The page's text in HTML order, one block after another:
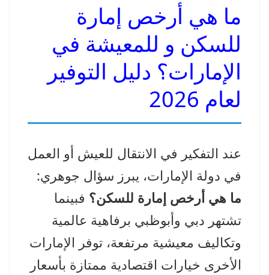
إمارة
للسكن
للمعيشة
في
الإمارات
ما هي أرخص إمارة
للسكن و للمعيشة في
الإمارات؟ دليل التوفير
لعام 2026
عند التفكير في الانتقال للعيش أو العمل
في دولة الإمارات، يبرز سؤال جوهري:
ما هي أرخص إمارة للسكن؟ فبينما
تشتهر دبي وأبوظبي برفاهية عالمية
وتكاليف معيشية مرتفعة، توفر الإمارات
الأخرى خيارات اقتصادية ممتازة بأسعار